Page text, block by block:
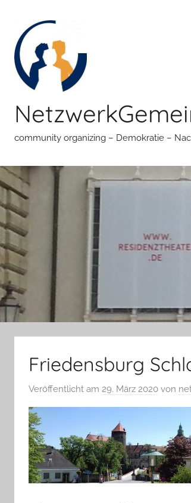
springen
community organizing – Demokratie –
Friedensburg
Veröffentlicht am 29. März 2020 von